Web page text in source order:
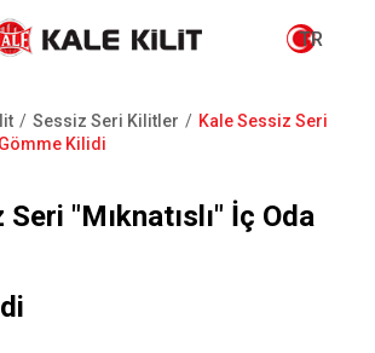
TR
Sessiz Seri Kilitler
Kale Sessiz Seri
Gömme Kilidi
"Mıknatıslı" İç Oda